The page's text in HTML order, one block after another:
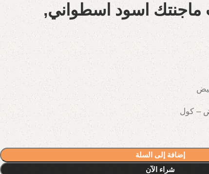
اسود اسطواني,
– كول
إضافة إلى السلة
شراء الآن